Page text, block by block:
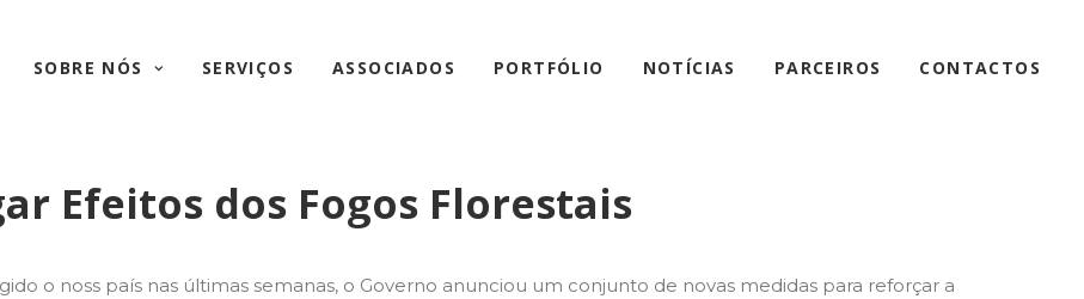
SOBRE NÓS SERVIÇOS ASSOCIADOS PORTFÓLIO NOTÍCIAS PARCEIROS CONTACTOS
Efeitos dos Fogos Florestais
o noss país nas últimas semanas, o Governo anunciou um conjunto de novas medidas para reforçar a